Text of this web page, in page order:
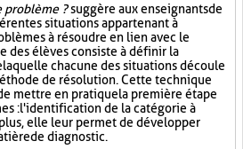
problème ?suggère aux enseignants de
situations appartenant à
à résoudre en lien avec le
des élèves consiste à définir la
chacune des situations découle
de résolution. Cette technique
mettre en pratique la première étape
: l'identification de la catégorie à
elle leur permet de développer
de diagnostic.